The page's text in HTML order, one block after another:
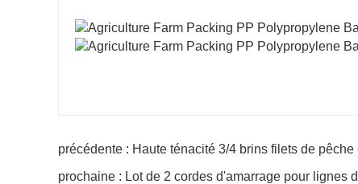
précédente : Haute ténacité 3/4 brins filets de
prochaine : Lot de 2 cordes d'amarrage pour lignes